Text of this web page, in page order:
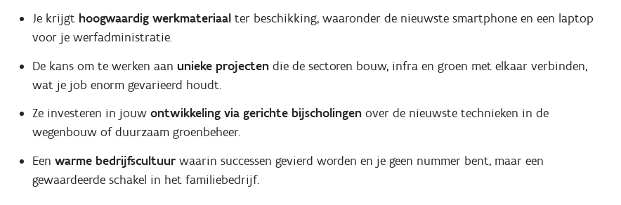
Je krijgt hoogwaardig werkmateriaalter beschikking, waaronder de nieuwste smartphone en een laptop
voor je werfadministratie.
De kans om te werken aan unieke projectendie de sectoren bouw, infra en groen met elkaar verbinden,
wat je job enorm gevarieerd houdt.
Ze investeren in jouw ontwikkeling via gerichte bijscholingenover de nieuwste technieken in de
wegenbouw of duurzaam groenbeheer.
Een warme bedrijfscultuurwaarin successen gevierd worden en je geen nummer bent, maar een
gewaardeerde schakel in het familiebedrijf.